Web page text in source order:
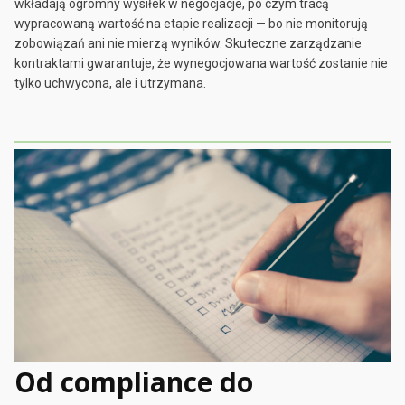
wkładają ogromny wysiłek w negocjacje, po czym tracą
wypracowaną wartość na etapie realizacji — bo nie monitorują
zobowiązań ani nie mierzą wyników. Skuteczne zarządzanie
kontraktami gwarantuje, że wynegocjowana wartość zostanie nie
tylko uchwycona, ale i utrzymana.
Od compliance do